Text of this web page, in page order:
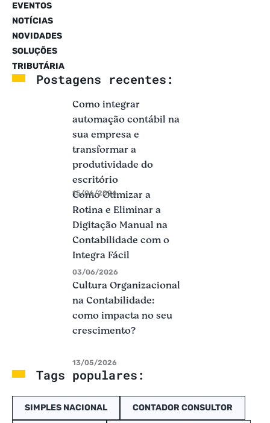
EVENTOS
NOTÍCIAS
NOVIDADES
SOLUÇÕES
TRIBUTÁRIA
Postagens recentes:
Como integrar
automação contábil na
sua empresa e
transformar a
produtividade do
escritório
15/06/2026
Como Otimizar a
Rotina e Eliminar a
Digitação Manual na
Contabilidade com o
Integra Fácil
03/06/2026
Cultura Organizacional
na Contabilidade:
como impacta no seu
crescimento?
13/05/2026
Tags populares:
SIMPLES NACIONAL CONTADOR CONSULTOR